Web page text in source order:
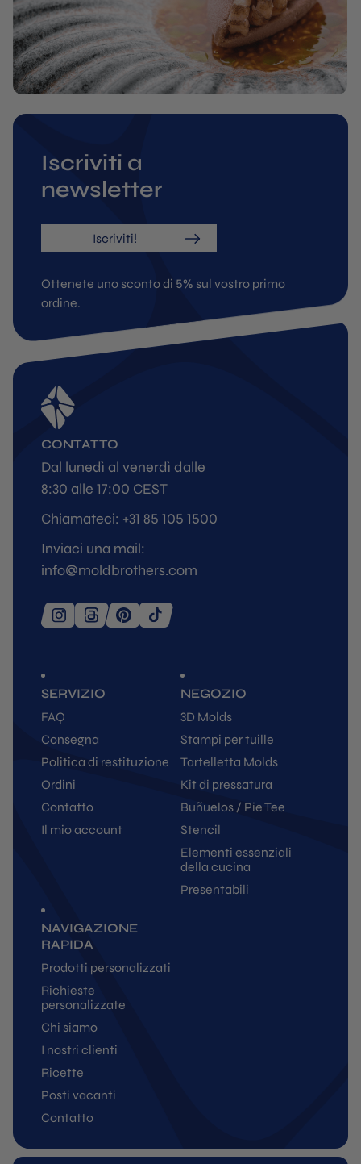
Iscriviti a
newsletter
Iscriviti!
Ottenete uno sconto di 5% sul vostro primo
ordine.
SERVIZIO
FAQ
Consegna
Politica di restituzione
Ordini
Contatto
Il mio account
NEGOZIO
3D Molds
Stampi per tuille
Tartelletta Molds
Kit di pressatura
Buñuelos / Pie Tee
Stencil
Elementi essenziali
della cucina
Presentabili
NAVIGAZIONE
RAPIDA
Prodotti personalizzati
Richieste
personalizzate
Chi siamo
I nostri clienti
Ricette
Posti vacanti
Contatto
CONTATTO
Dal lunedì al venerdì dalle
8:30 alle 17:00 CEST
Chiamateci: +31 85 105 1500
Inviaci una mail:
info@moldbrothers.com